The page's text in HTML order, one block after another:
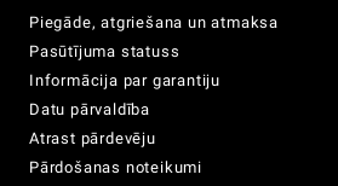
Piegāde, atgriešana un atmaksa
Pasūtījuma statuss
Informācija par garantiju
Datu pārvaldība
Atrast pārdevēju
Pārdošanas noteikumi